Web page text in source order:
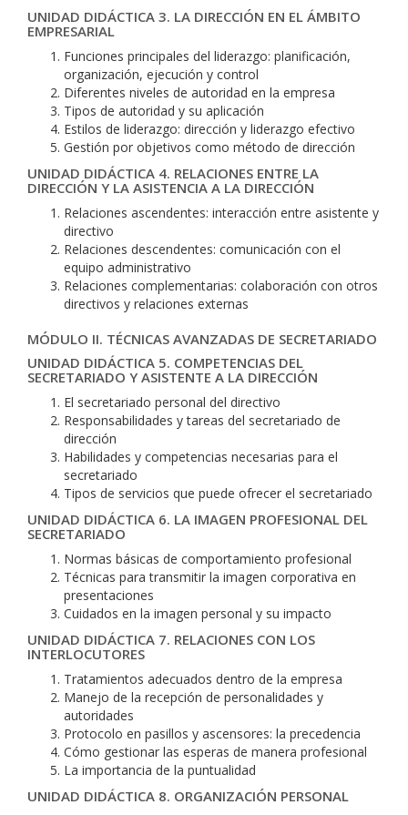
UNIDAD DIDÁCTICA 3. LA DIRECCIÓN EN EL ÁMBITO
EMPRESARIAL
Funciones principales del liderazgo: planificación,
organización, ejecución y control
Diferentes niveles de autoridad en la empresa
Tipos de autoridad y su aplicación
Estilos de liderazgo: dirección y liderazgo efectivo
Gestión por objetivos como método de dirección
UNIDAD DIDÁCTICA 4. RELACIONES ENTRE LA
DIRECCIÓN Y LA ASISTENCIA A LA DIRECCIÓN
Relaciones ascendentes: interacción entre asistente y
directivo
Relaciones descendentes: comunicación con el
equipo administrativo
Relaciones complementarias: colaboración con otros
directivos y relaciones externas
MÓDULO II. TÉCNICAS AVANZADAS DE SECRETARIADO
UNIDAD DIDÁCTICA 5. COMPETENCIAS DEL
SECRETARIADO Y ASISTENTE A LA DIRECCIÓN
El secretariado personal del directivo
Responsabilidades y tareas del secretariado de
dirección
Habilidades y competencias necesarias para el
secretariado
Tipos de servicios que puede ofrecer el secretariado
UNIDAD DIDÁCTICA 6. LA IMAGEN PROFESIONAL DEL
SECRETARIADO
Normas básicas de comportamiento profesional
Técnicas para transmitir la imagen corporativa en
presentaciones
Cuidados en la imagen personal y su impacto
UNIDAD DIDÁCTICA 7. RELACIONES CON LOS
INTERLOCUTORES
Tratamientos adecuados dentro de la empresa
Manejo de la recepción de personalidades y
autoridades
Protocolo en pasillos y ascensores: la precedencia
Cómo gestionar las esperas de manera profesional
La importancia de la puntualidad
UNIDAD DIDÁCTICA 8. ORGANIZACIÓN PERSONAL